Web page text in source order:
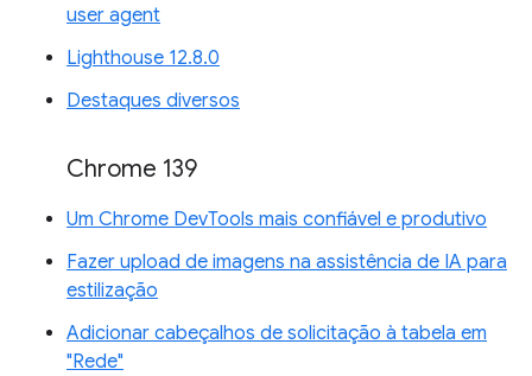
user agent
Lighthouse 12.8.0
Destaques diversos
Chrome 139
Um Chrome DevTools mais confiável e produtivo
Fazer upload de imagens na assistência de IA para
estilização
Adicionar cabeçalhos de solicitação à tabela em
"Rede"